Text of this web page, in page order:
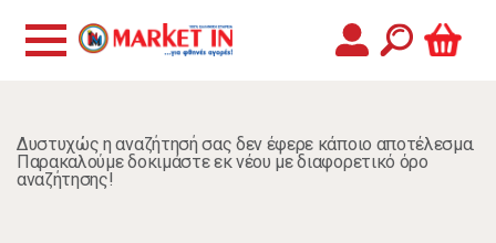
Δυστυχώς η αναζήτησή σας δεν έφερε κάποιο αποτέλεσμα.
Παρακαλούμε δοκιμάστε εκ νέου με διαφορετικό όρο
αναζήτησης!